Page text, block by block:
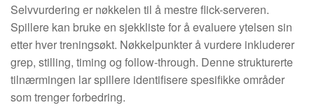
Selvvurdering er nøkkelen til å mestre flick-serveren.
Spillere kan bruke en sjekkliste for å evaluere ytelsen sin
etter hver treningsøkt. Nøkkelpunkter å vurdere inkluderer
grep, stilling, timing og follow-through. Denne strukturerte
tilnærmingen lar spillere identifisere spesifikke områder
som trenger forbedring.